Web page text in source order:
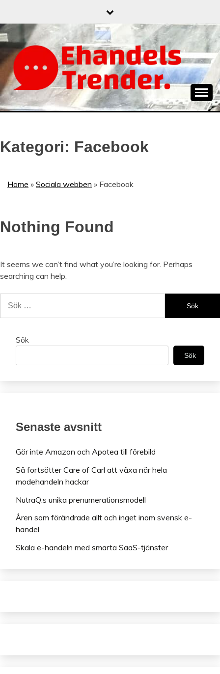
content
När allt blir e-handel
Kategori: Facebook
Home » Sociala webben » Facebook
Nothing Found
It seems we can’t find what you’re looking for. Perhaps
searching can help.
efter:
Sök
Sök
Senaste avsnitt
Gör inte Amazon och Apotea till förebild
Så fortsätter Care of Carl att växa när hela
modehandeln hackar
NutraQ:s unika prenumerationsmodell
Åren som förändrade allt och inget inom svensk e-
handel
Skala e-handeln med smarta SaaS-tjänster